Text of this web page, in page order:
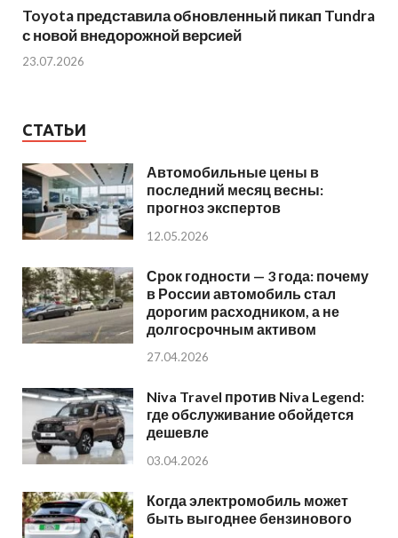
Toyota представила обновленный пикап Tundra
с новой внедорожной версией
23.07.2026
СТАТЬИ
Автомобильные цены в
последний месяц весны:
прогноз экспертов
12.05.2026
Срок годности — 3 года: почему
в России автомобиль стал
дорогим расходником, а не
долгосрочным активом
27.04.2026
Niva Travel против Niva Legend:
где обслуживание обойдется
дешевле
03.04.2026
Когда электромобиль может
быть выгоднее бензинового